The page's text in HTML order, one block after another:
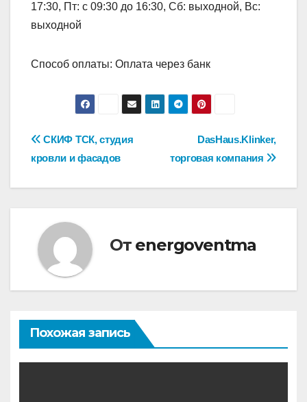
17:30, Пт: с 09:30 до 16:30, Сб: выходной, Вс:
выходной
Способ оплаты: Оплата через банк
Навигация
по
DasHaus.Klinker,
торговая компания
СКИФ ТСК, студия
кровли и фасадов
От energoventma
Похожая запись